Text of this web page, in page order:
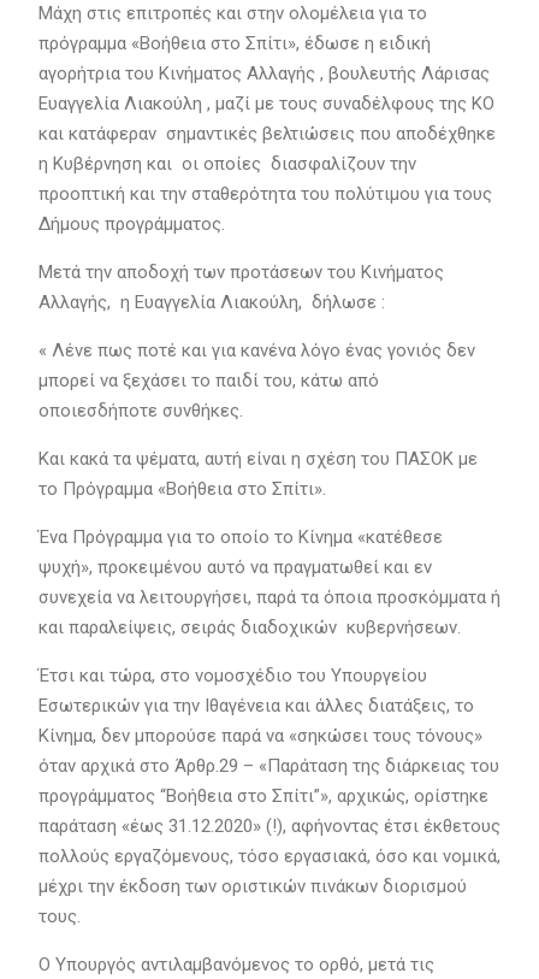
Μάχη στις επιτροπές και στην ολομέλεια για το
πρόγραμμα «Βοήθεια στο Σπίτι», έδωσε η ειδική
αγορήτρια του Κινήματος Αλλαγής , βουλευτής Λάρισας
Ευαγγελία Λιακούλη , μαζί με τους συναδέλφους της ΚΟ
και κατάφεραν σημαντικές βελτιώσεις που αποδέχθηκε
η Κυβέρνηση και οι οποίες διασφαλίζουν την
προοπτική και την σταθερότητα του πολύτιμου για τους
Δήμους προγράμματος.
Μετά την αποδοχή των προτάσεων του Κινήματος
Αλλαγής, η Ευαγγελία Λιακούλη, δήλωσε :
« Λένε πως ποτέ και για κανένα λόγο ένας γονιός δεν
μπορεί να ξεχάσει το παιδί του, κάτω από
οποιεσδήποτε συνθήκες.
Και κακά τα ψέματα, αυτή είναι η σχέση του ΠΑΣΟΚ με
το Πρόγραμμα «Βοήθεια στο Σπίτι».
Ένα Πρόγραμμα για το οποίο το Κίνημα «κατέθεσε
ψυχή», προκειμένου αυτό να πραγματωθεί και εν
συνεχεία να λειτουργήσει, παρά τα όποια προσκόμματα ή
και παραλείψεις, σειράς διαδοχικών κυβερνήσεων.
Έτσι και τώρα, στο νομοσχέδιο του Υπουργείου
Εσωτερικών για την Ιθαγένεια και άλλες διατάξεις, το
Κίνημα, δεν μπορούσε παρά να «σηκώσει τους τόνους»
όταν αρχικά στο Άρθρ.29 – «Παράταση της διάρκειας του
προγράμματος “Βοήθεια στο Σπίτι”», αρχικώς, ορίστηκε
παράταση «έως 31.12.2020» (!), αφήνοντας έτσι έκθετους
πολλούς εργαζόμενους, τόσο εργασιακά, όσο και νομικά,
μέχρι την έκδοση των οριστικών πινάκων διορισμού
τους.
Ο Υπουργός αντιλαμβανόμενος το ορθό, μετά τις